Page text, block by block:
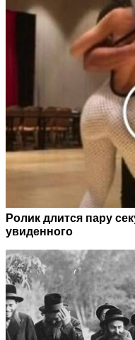
Ролик длится пару
увиденного